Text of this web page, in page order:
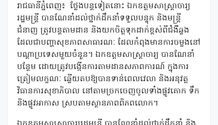
រាជធានីភ្នំពេញ៖ ថ្លែងបន្តទៀតនោះ ឯកឧត្តមសាស្រ្តាចារ្យ
រដ្ឋមន្រ្តី បានណែនាំដល់ថ្នាក់ដឹកនាំទទួលបន្ទុក និងមន្រ្តី
ជំនាញ ត្រូវបន្តតាមដាន និងយកចិត្តទុកដាក់ខ្ពស់ពីជំងឺឆ្លង
ដែលជាបញ្ហាសុខភាពសាធារណៈ ដែលកំពុងមានការចម្លងនៅ
បណ្តាប្រទេសមួយចំនួន។ ឯកឧត្តមសាស្រ្តាចារ្យ បានណែនាំ
បន្ថែម ដោយត្រូវបង្កើនការតាមដានសភាពការណ៍ ក្នុងការ
ត្រៀមលក្ខណៈ ឆ្លើយតបឱ្យបានទាន់ពេលវេលា និងអនុវត្ត
វិធានការសុខាភិបាល នៅតាមច្រកចេញចូលទាំងផ្លូវគោក ទឹក
និងផ្លូវអាកាស ស្របតាមស្ថានភាពពិភពលោក។